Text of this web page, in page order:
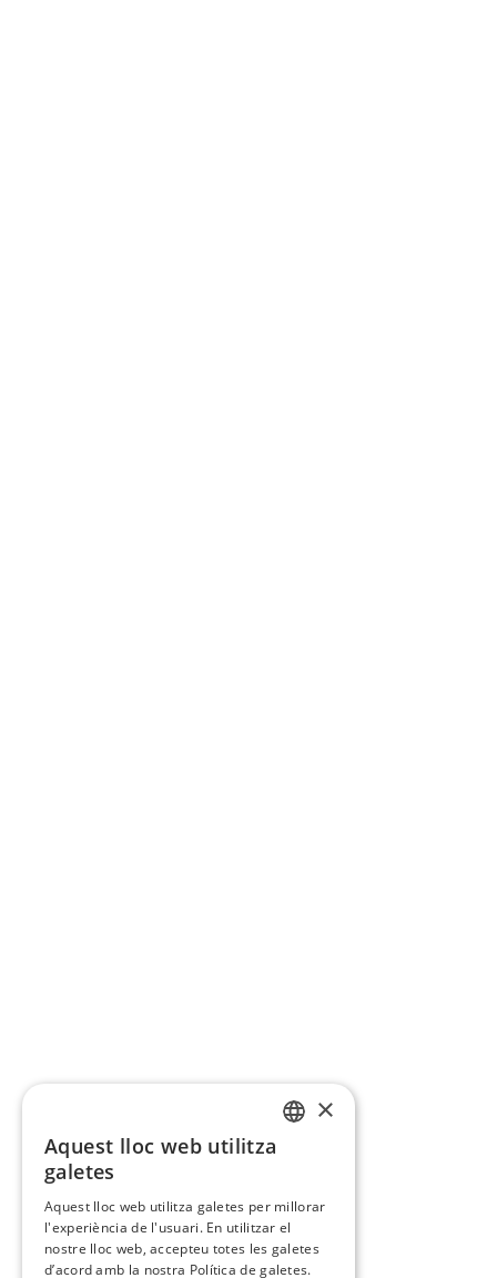
×
Aquest lloc web utilitza
galetes
Aquest lloc web utilitza galetes per millorar
l'experiència de l'usuari. En utilitzar el
nostre lloc web, accepteu totes les galetes
d’acord amb la nostra Política de galetes.